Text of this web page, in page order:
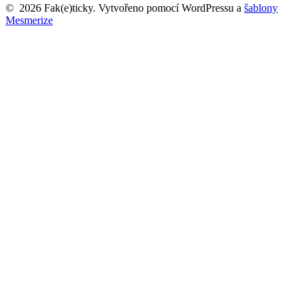
© 2026 Fak(e)ticky. Vytvořeno pomocí WordPressu a šablony
Mesmerize